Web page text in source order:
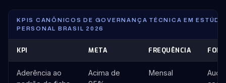
KPIS CANÔNICOS DE GOVERNANÇA TÉCNICA EM
PERSONAL BRASIL 2026
KPI META FREQUÊNCIA
Aderência ao
Acima de
Mensal